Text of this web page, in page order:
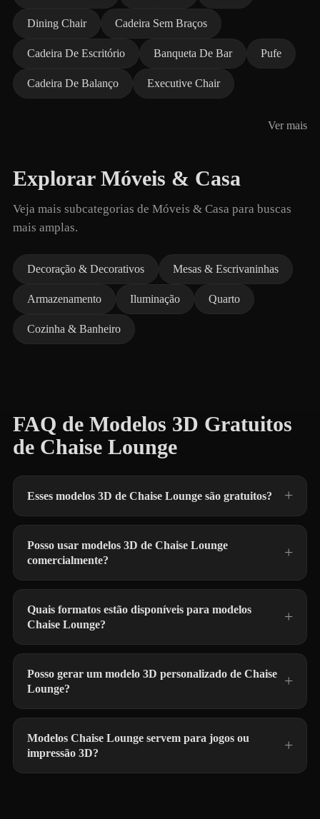
Dining Chair Cadeira Sem Braços
Cadeira De Escritório Banqueta De Bar Pufe
Cadeira De Balanço Executive Chair
Ver mais
Explorar Móveis & Casa
Veja mais subcategorias de Móveis & Casa para buscas
mais amplas.
Decoração & Decorativos Mesas & Escrivaninhas
Armazenamento Iluminação Quarto
Cozinha & Banheiro
FAQ de Modelos 3D Gratuitos
de Chaise Lounge
Esses modelos 3D de Chaise Lounge são gratuitos?
Posso usar modelos 3D de Chaise Lounge
comercialmente?
Quais formatos estão disponíveis para modelos
Chaise Lounge?
Posso gerar um modelo 3D personalizado de Chaise
Lounge?
Modelos Chaise Lounge servem para jogos ou
impressão 3D?